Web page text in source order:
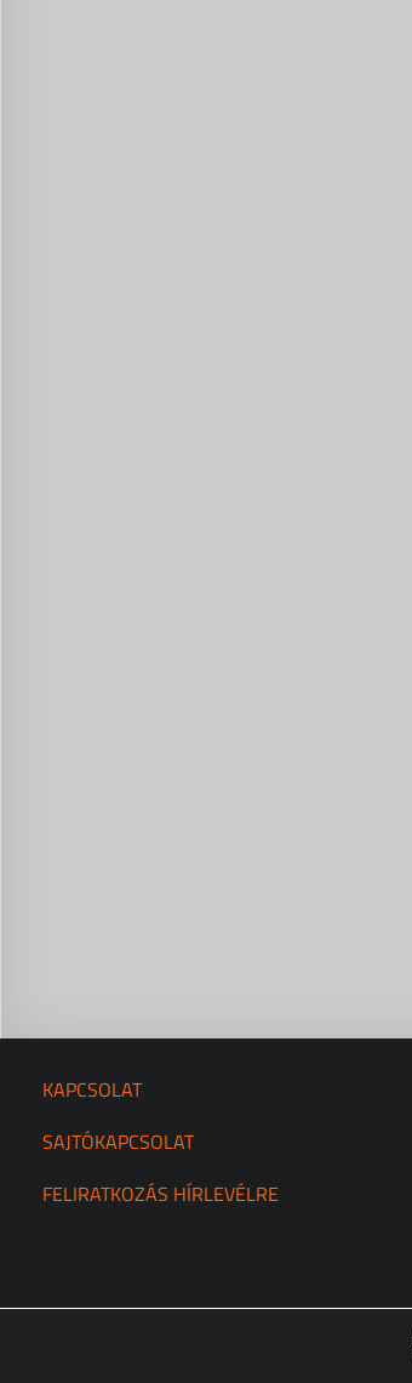
KAPCSOLAT
SAJTÓKAPCSOLAT
FELIRATKOZÁS HÍRLEVÉLRE